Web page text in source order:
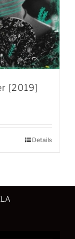
[2019]
Details